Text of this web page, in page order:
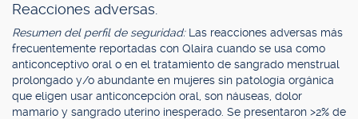
Reacciones adversas.
Resumen del perfil de seguridad: Las reacciones adversas más
frecuentemente reportadas con Qlaira cuando se usa como
anticonceptivo oral o en el tratamiento de sangrado menstrual
prolongado y/o abundante en mujeres sin patología orgánica
que eligen usar anticoncepción oral, son náuseas, dolor
mamario y sangrado uterino inesperado. Se presentaron >2% de